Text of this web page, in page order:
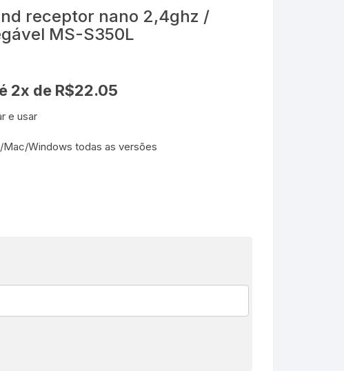
receptor nano 2,4ghz /
MS-S350L
2x de R$22.05
e usar
Windows todas as versões